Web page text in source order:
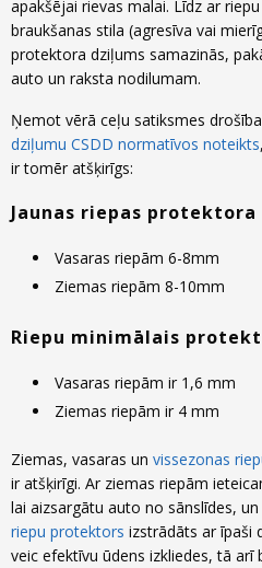
apakšējai rievas malai. Līdz ar
braukšanas stila (agresīva vai
protektora dziļums samazinās,
auto un raksta nodilumam.
Ņemot vērā ceļu satiksmes
dziļumu CSDD normatīvos noteikts
ir tomēr atšķirīgs:
Jaunas riepas protektora
Vasaras riepām 6-8mm
Ziemas riepām 8-10mm
Riepu minimālais
Vasaras riepām ir 1,6 mm
Ziemas riepām ir 4 mm
Ziemas, vasaras un vissezonas
ir atšķirīgi. Ar ziemas riepām
lai aizsargātu auto no sānslīdes,
riepu protektors izstrādāts ar īpaši
veic efektīvu ūdens izkliedes, tā arī